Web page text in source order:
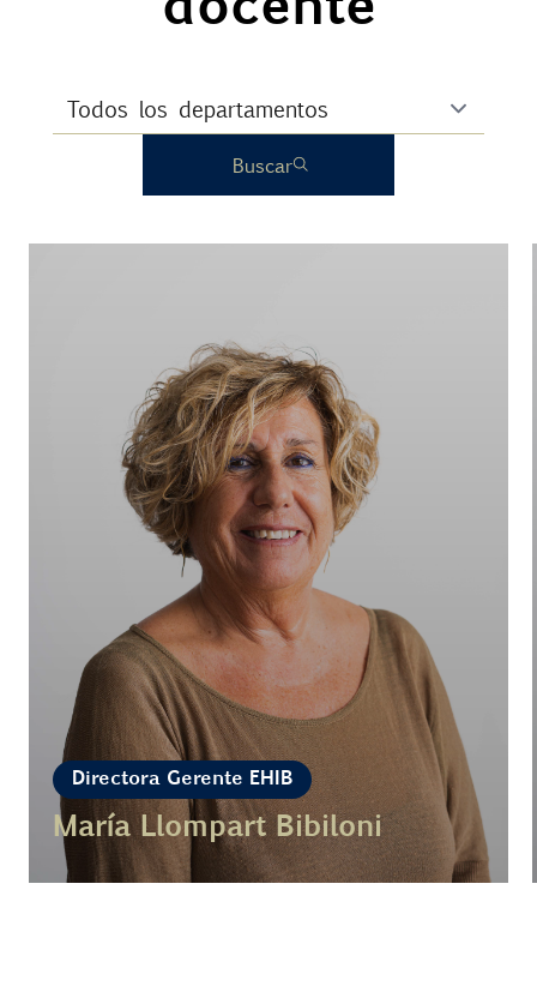
Buscar
Directora Gerente EHIB
María Llompart Bibiloni